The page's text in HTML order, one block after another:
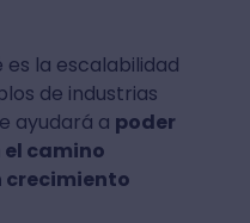
es la escalabilidad
de industrias
ayudará a poder
camino
crecimiento